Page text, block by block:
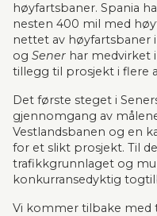
høyfartsbaner. Spania
nesten 400 mil med
nettet av høyfartsbaner
og Sener har medvirket
tillegg til prosjekt i flere
Det første steget i
gjennomgang av
Vestlandsbanen og en
for et slikt prosjekt. Til
trafikkgrunnlaget og
konkurransedyktig
Vi kommer tilbake med